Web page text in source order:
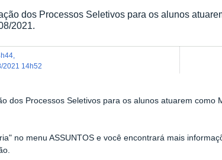
dos Processos Seletivos para os alunos
2021.
2021 14h52
dos Processos Seletivos para os alunos atuarem como
no menu ASSUNTOS e você encontrará mais